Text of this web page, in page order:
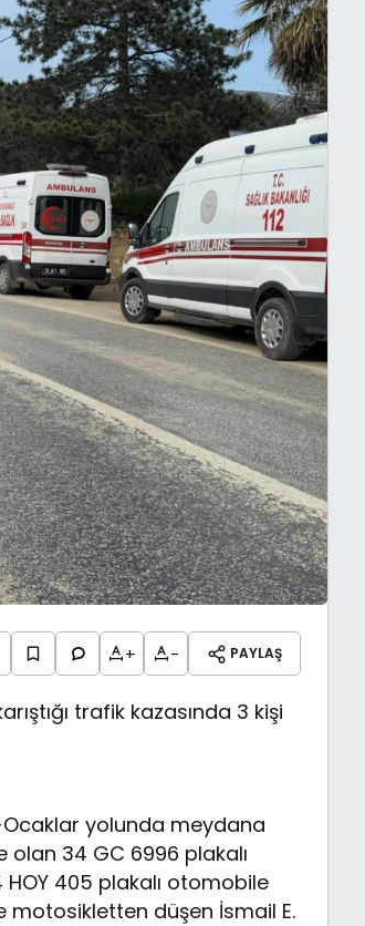
+ - PAYLAŞ
trafik kazasında 3 kişi
Ocaklar yolunda meydana
34 GC 6996 plakalı
HOY 405 plakalı otomobile
motosikletten düşen İsmail E.